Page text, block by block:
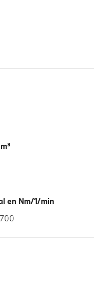
en Nm/1/min